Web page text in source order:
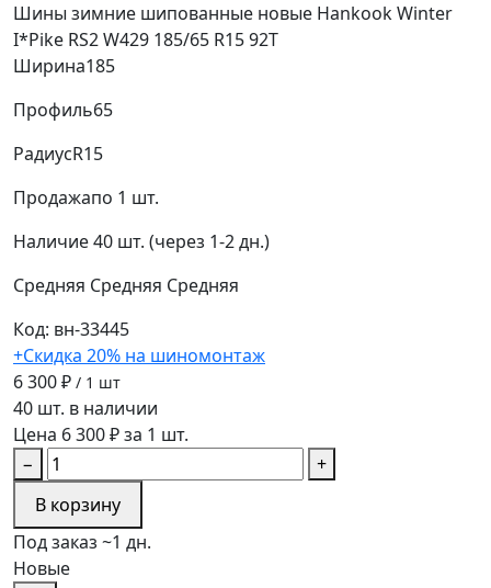
Шины зимние шипованные новые Hankook Winter
I*Pike RS2 W429 185/65 R15 92T
Ширина185
Профиль65
РадиусR15
Продажапо 1 шт.
Наличие40 шт. (через 1-2 дн.)
Средняя Средняя Средняя
Код: вн-33445
+Скидка 20% на шиномонтаж
6 300 ₽ / 1 шт
40 шт. в наличии
Цена 6 300 ₽ за 1 шт.
−
+
В корзину
Под заказ ~1 дн.
Новые